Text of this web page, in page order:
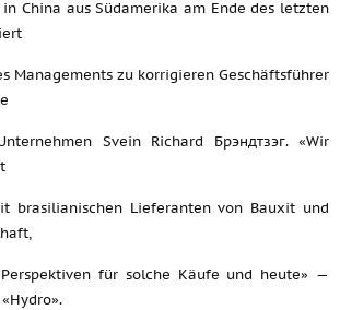
China aus Südamerika am Ende des letzten
Managements zu korrigieren Geschäftsführer
Svein Richard Брэндтзэг. «Wir
brasilianischen Lieferanten von Bauxit und
für solche Käufe und heute» —